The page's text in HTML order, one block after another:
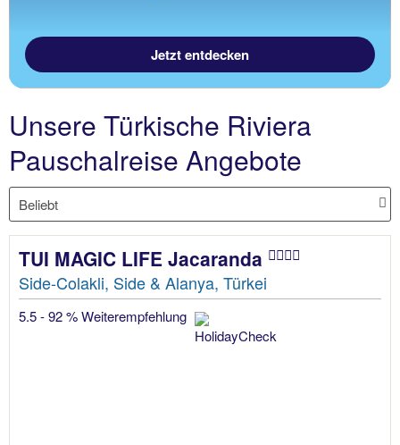
Jetzt entdecken
Unsere Türkische Riviera
Pauschalreise Angebote
TUI MAGIC LIFE Jacaranda
Side-Colakli, Side & Alanya, Türkei
5.5 - 92 % Weiterempfehlung